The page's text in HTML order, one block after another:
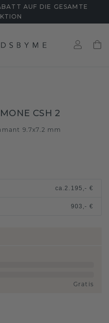
AUF DIE GESAMTE
CSH 2
9.7x7.2 mm
ca.2.195,- €
903,- €
Gratis